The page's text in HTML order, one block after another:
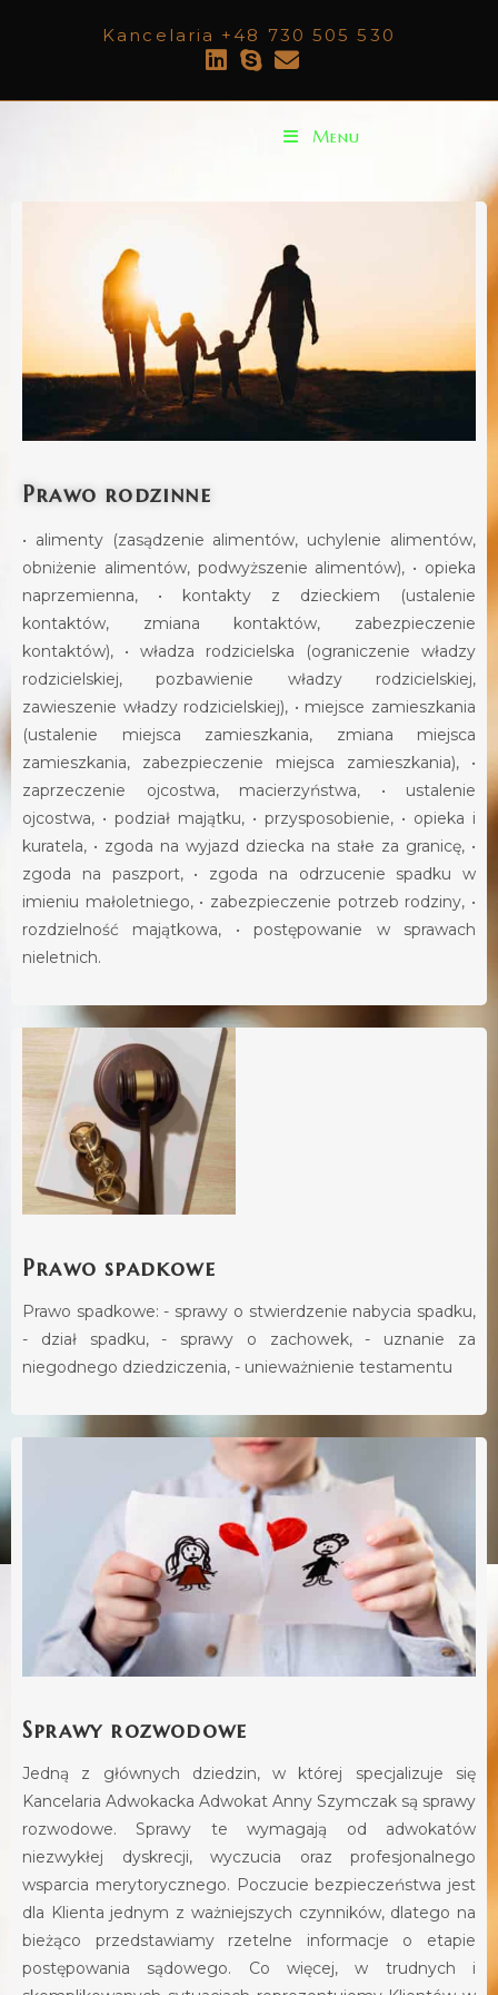
Kancelaria +48 730 505 530
Menu
Prawo rodzinne
• alimenty (zasądzenie alimentów, uchylenie alimentów,
obniżenie alimentów, podwyższenie alimentów), • opieka
naprzemienna, • kontakty z dzieckiem (ustalenie
kontaktów, zmiana kontaktów, zabezpieczenie
kontaktów), • władza rodzicielska (ograniczenie władzy
rodzicielskiej, pozbawienie władzy rodzicielskiej,
zawieszenie władzy rodzicielskiej), • miejsce zamieszkania
(ustalenie miejsca zamieszkania, zmiana miejsca
zamieszkania, zabezpieczenie miejsca zamieszkania), •
zaprzeczenie ojcostwa, macierzyństwa, • ustalenie
ojcostwa, • podział majątku, • przysposobienie, • opieka i
kuratela, • zgoda na wyjazd dziecka na stałe za granicę, •
zgoda na paszport, • zgoda na odrzucenie spadku w
imieniu małoletniego, • zabezpieczenie potrzeb rodziny, •
rozdzielność majątkowa, • postępowanie w sprawach
nieletnich.
Prawo spadkowe
Prawo spadkowe: - sprawy o stwierdzenie nabycia spadku,
- dział spadku, - sprawy o zachowek, - uznanie za
niegodnego dziedziczenia, - unieważnienie testamentu
Sprawy rozwodowe
Jedną z głównych dziedzin, w której specjalizuje się
Kancelaria Adwokacka Adwokat Anny Szymczak są sprawy
rozwodowe. Sprawy te wymagają od adwokatów
niezwykłej dyskrecji, wyczucia oraz profesjonalnego
wsparcia merytorycznego. Poczucie bezpieczeństwa jest
dla Klienta jednym z ważniejszych czynników, dlatego na
bieżąco przedstawiamy rzetelne informacje o etapie
postępowania sądowego. Co więcej, w trudnych i